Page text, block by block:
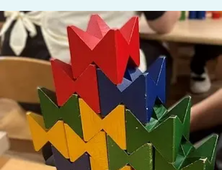
す
都道府県
から探す
東京都
東京都 全域